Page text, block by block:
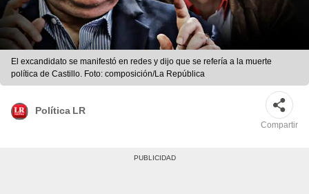
El excandidato se manifestó en redes y dijo que se refería a la muerte
política de Castillo. Foto: composición/La República
Política LR
Compartir